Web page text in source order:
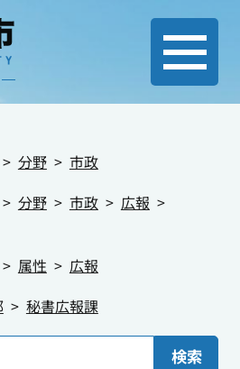
分野
市政
分野 市政
広報
属性
広報
秘書広報課
検索